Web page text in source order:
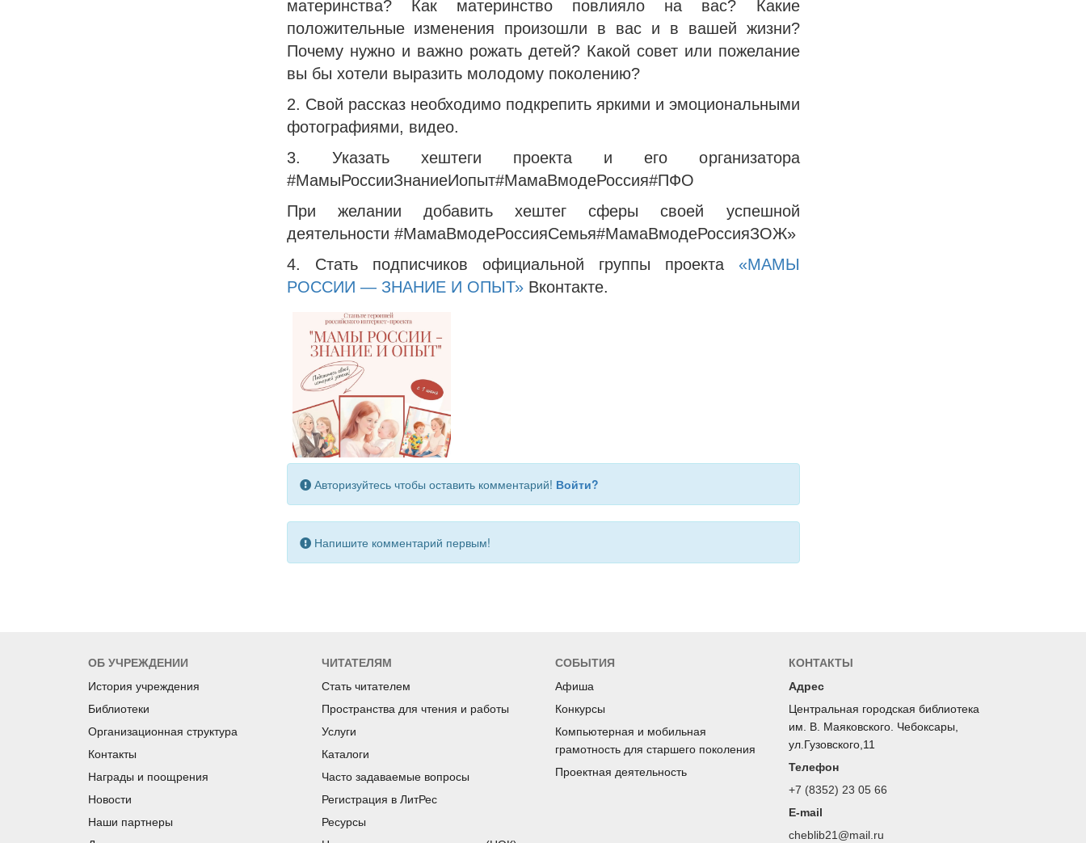
материнства? Как материнство повлияло на вас? Какие
положительные изменения произошли в вас и в вашей жизни?
Почему нужно и важно рожать детей? Какой совет или пожелание
вы бы хотели выразить молодому поколению?
2. Свой рассказ необходимо подкрепить яркими и эмоциональными
фотографиями, видео.
3. Указать хештеги проекта и его организатора
#МамыРоссииЗнаниеИопыт#МамаВмодеРоссия#ПФО
При желании добавить хештег сферы своей успешной
деятельности #МамаВмодеРоссияСемья#МамаВмодеРоссияЗОЖ»
4. Стать подписчиков официальной группы проекта «МАМЫ
РОССИИ — ЗНАНИЕ И ОПЫТ»Вконтакте.
Авторизуйтесь чтобы оставить комментарий! Войти?
Напишите комментарий первым!
ОБ УЧРЕЖДЕНИИ
История учреждения
Библиотеки
Организационная структура
Контакты
Награды и поощрения
Новости
Наши партнеры
ЧИТАТЕЛЯМ
Стать читателем
Пространства для чтения и работы
Услуги
Каталоги
Часто задаваемые вопросы
Регистрация в ЛитРес
Ресурсы
СОБЫТИЯ
Афиша
Конкурсы
Компьютерная и мобильная
грамотность для старшего поколения
Проектная деятельность
КОНТАКТЫ
Адрес
Центральная городская библиотека
им. В. Маяковского. Чебоксары,
ул.Гузовского,11
Телефон
+7 (8352) 23 05 66
E-mail
cheblib21@mail.ru